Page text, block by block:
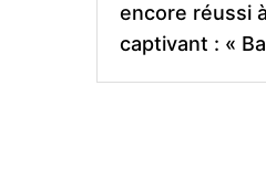
encore réussi
captivant : «